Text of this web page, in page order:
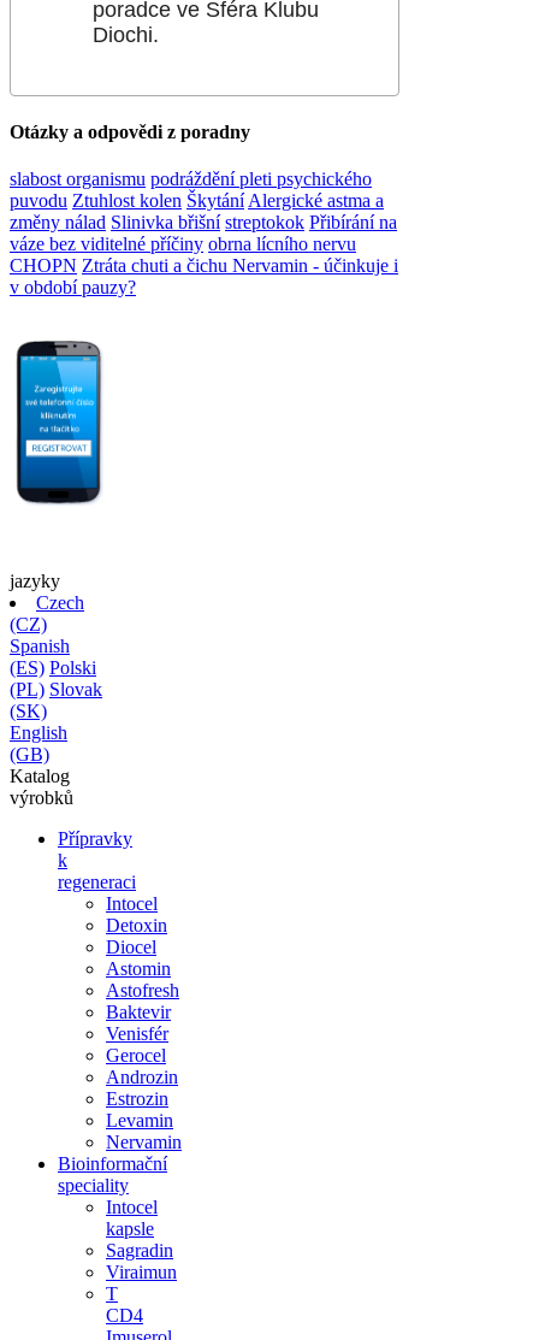
poradce ve Sféra Klubu
Diochi.
Otázky a odpovědi z poradny
slabost organismu podráždění pleti psychického
puvodu Ztuhlost kolen Škytání Alergické astma a
změny nálad Slinivka břišní streptokok Přibírání na
váze bez viditelné příčiny obrna lícního nervu
CHOPN Ztráta chuti a čichu Nervamin - účinkuje i
v období pauzy?
jazyky
Czech
(CZ)
Spanish
(ES) Polski
(PL) Slovak
(SK)
English
(GB)
Katalog
výrobků
Přípravky
k
regeneraci
Intocel
Detoxin
Diocel
Astomin
Astofresh
Baktevir
Venisfér
Gerocel
Androzin
Estrozin
Levamin
Nervamin
Bioinformační
speciality
Intocel
kapsle
Sagradin
Viraimun
T
CD4